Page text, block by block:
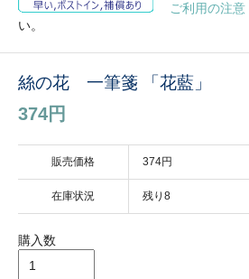
ご利用の注意
い。
絲の花 一筆箋 「花藍」
374円
販売価格 374円
在庫状況 残り8
購入数